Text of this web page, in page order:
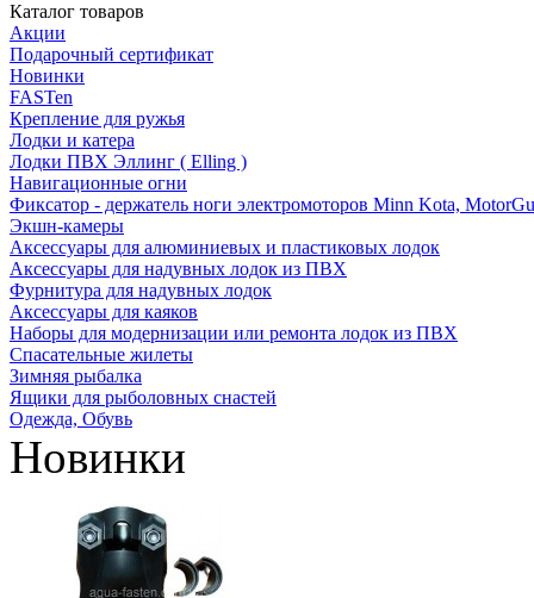
Каталог товаров
Акции
Подарочный сертификат
Новинки
FASTen
Крепление для ружья
Лодки и катера
Лодки ПВХ Эллинг ( Elling )
Навигационные огни
Фиксатор - держатель ноги электромоторов Minn Kota,
Экшн-камеры
Аксессуары для алюминиевых и пластиковых лодок
Аксессуары для надувных лодок из ПВХ
Фурнитура для надувных лодок
Аксессуары для каяков
Наборы для модернизации или ремонта лодок из ПВХ
Спасательные жилеты
Зимняя рыбалка
Ящики для рыболовных снастей
Одежда, Обувь
Новинки